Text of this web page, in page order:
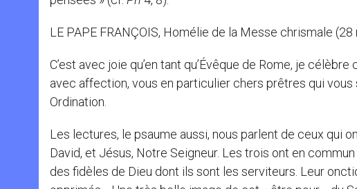
LE PAPE FRANÇOIS, Homélie de la Messe chrismale
C’est avec joie qu’en tant qu’Évêque de Rome, je
avec affection, vous en particulier chers prêtres qui vous
Ordination.
Les lectures, le psaume aussi, nous parlent de ceux qui
David, et Jésus, Notre Seigneur. Les trois ont en
des fidèles de Dieu dont ils sont les serviteurs. Leur